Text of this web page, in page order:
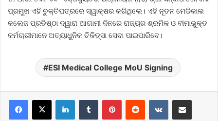
ପ୍ରମୁଖ ଏହି ଚୁକ୍ତିପତ୍ରରେ ସ୍ୱାକ୍ଷର କରିଥିଲେ। ଏହି ନୂତନ ମେଡିକାଲ
କଲେଜ ପ୍ରତିଷ୍ଠା ଦ୍ୱାରା ଆଗାମୀ ଦିନରେ ରାଜ୍ୟର ଶ୍ରମିକ ଓ ବୀମାଭୁକ୍ତ
କର୍ମଚାରୀମାନେ ଅତ୍ୟାଧୁନିକ ଚିକିତ୍ସା ସେବା ପାଇପାରିବେ।
ESI Medical College MoU Signing